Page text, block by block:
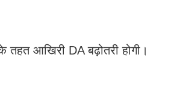
आखिरी DA बढ़ोतरी होगी।